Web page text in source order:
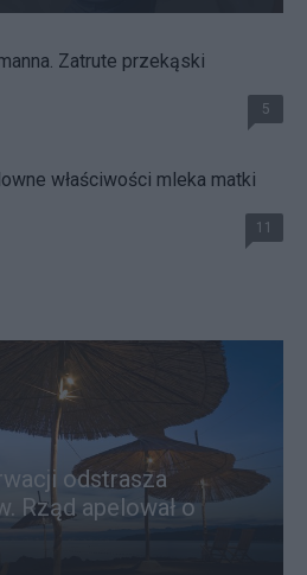
Zatrute przekąski
5
właściwości mleka matki
11
odstrasza
Rząd apelował o